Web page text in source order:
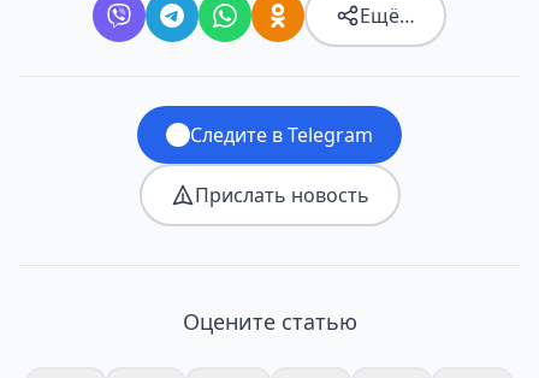
Ещё…
Следите в Telegram
Прислать новость
Оцените статью